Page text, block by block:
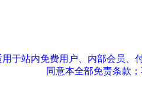
于站内免费用户、内部会员
同意本全部免责条款